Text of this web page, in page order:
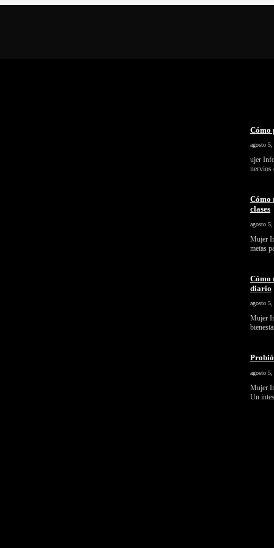
Cómo
agosto 5,
ujer
nervios
Cómo
clases
agosto 5,
Mujer
metas
Cómo
diario
agosto 5,
Mujer
agosto 5,
Mujer
Un